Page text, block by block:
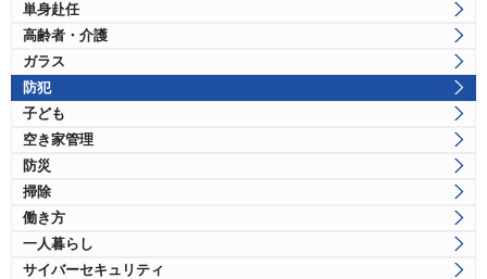
単身赴任
高齢者・介護
ガラス
防犯
子ども
空き家管理
防災
掃除
働き方
一人暮らし
サイバーセキュリティ